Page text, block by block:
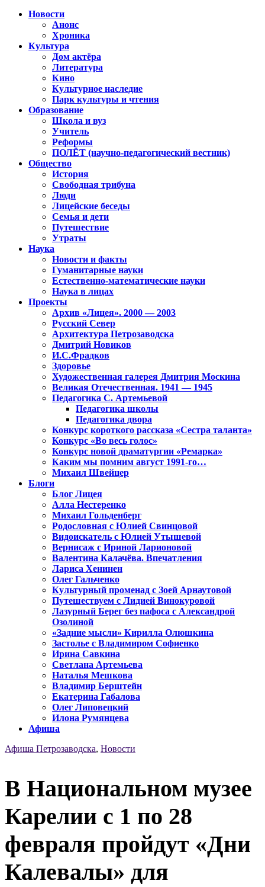
Новости
Анонс
Хроника
Культура
Дом актёра
Литература
Кино
Культурное наследие
Парк культуры и чтения
Образование
Школа и вуз
Учитель
Реформы
ПОЛЁТ (научно-педагогический вестник)
Общество
История
Свободная трибуна
Люди
Лицейские беседы
Семья и дети
Путешествие
Утраты
Наука
Новости и факты
Гуманитарные науки
Естественно-математические науки
Наука в лицах
Проекты
Архив «Лицея». 2000 — 2003
Русский Север
Архитектура Петрозаводска
Дмитрий Новиков
И.С.Фрадков
Здоровье
Художественная галерея Дмитрия Москина
Великая Отечественная. 1941 — 1945
Педагогика С. Артемьевой
Педагогика школы
Педагогика двора
Конкурс короткого рассказа «Сестра таланта»
Конкурс «Во весь голос»
Конкурс новой драматургии «Ремарка»
Каким мы помним август 1991-го…
Михаил Швейцер
Блоги
Блог Лицея
Алла Нестеренко
Михаил Гольденберг
Родословная с Юлией Свинцовой
Видоискатель с Юлией Утышевой
Вернисаж с Ириной Ларионовой
Валентина Калачёва. Впечатления
Лариса Хенинен
Олег Гальченко
Культурный променад с Зоей Арнаутовой
Путешествуем с Лидией Винокуровой
Лазурный Берег без пафоса с Александрой
Озолиной
«Задние мысли» Кирилла Олюшкина
Застолье с Владимиром Софиенко
Ирина Савкина
Светлана Артемьева
Наталья Мешкова
Владимир Берштейн
Екатерина Габалова
Олег Липовецкий
Илона Румянцева
Афиша
Афиша Петрозаводска, Новости
В Национальном музее
Карелии с 1 по 28
февраля пройдут «Дни
Калевалы» для